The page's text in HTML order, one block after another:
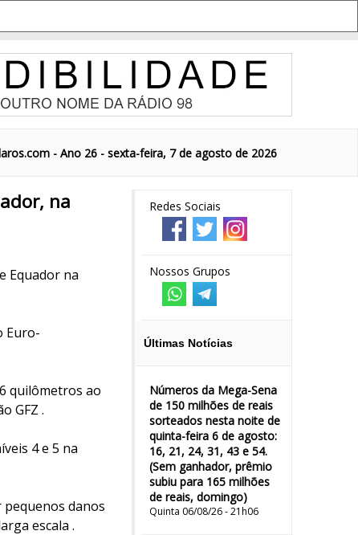
- Ano 26 - sexta-feira, 7 de agosto de 2026
Redes Sociais
Nossos Grupos
Últimas Notícias
Números da Mega-Sena
de 150 milhões de reais
sorteados nesta noite de
quinta-feira 6 de agosto:
16, 21, 24, 31, 43 e 54.
(Sem ganhador, prêmio
subiu para 165 milhões
de reais, domingo)
Quinta 06/08/26 - 21h06
na
Equador na
Euro-
quilômetros ao
GFZ .
4 e 5 na
danos
escala .